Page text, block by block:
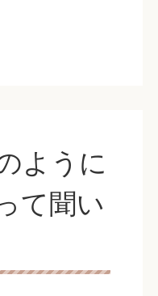
ように
て聞い